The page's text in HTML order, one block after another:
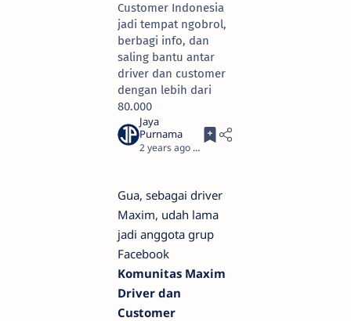
Customer Indonesia
jadi tempat ngobrol,
berbagi info, dan
saling bantu antar
driver dan customer
dengan lebih dari
80.000
2 years ago 3
Gua, sebagai driver
Maxim, udah lama
jadi anggota grup
Facebook
Komunitas Maxim
Driver dan
Customer